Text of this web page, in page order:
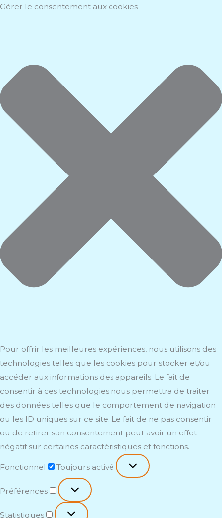
Gérer le consentement aux cookies
Pour offrir les meilleures expériences, nous utilisons des
technologies telles que les cookies pour stocker et/ou
accéder aux informations des appareils. Le fait de
consentir à ces technologies nous permettra de traiter
des données telles que le comportement de navigation
ou les ID uniques sur ce site. Le fait de ne pas consentir
ou de retirer son consentement peut avoir un effet
négatif sur certaines caractéristiques et fonctions.
Fonctionnel
Fonctionnel
Toujours activé
Préférences
Préférences
Statistiques
Statistiques
Marketing
Aller